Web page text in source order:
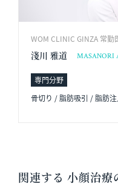
WOM CLINIC GINZA 常勤
淺川 雅道 MASANORI
専門分野
骨切り / 脂肪吸引 / 脂肪注
関連する 小顔治療